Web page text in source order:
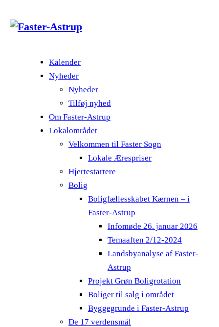
Kalender
Nyheder
Nyheder
Tilføj nyhed
Om Faster-Astrup
Lokalområdet
Velkommen til Faster Sogn
Lokale Ærespriser
Hjertestartere
Bolig
Boligfællesskabet Kærnen – i
Faster-Astrup
Infomøde 26. januar 2026
Temaaften 2/12-2024
Landsbyanalyse af Faster-
Astrup
Projekt Grøn Boligrotation
Boliger til salg i området
Byggegrunde i Faster-Astrup
De 17 verdensmål